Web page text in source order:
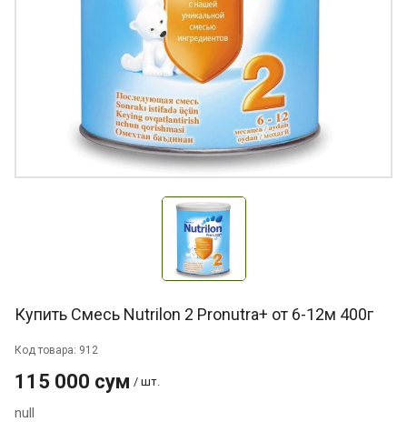
Купить Смесь Nutrilon 2 Pronutra+ от 6-12м 400г
Код товара: 912
115 000 сум / шт.
null